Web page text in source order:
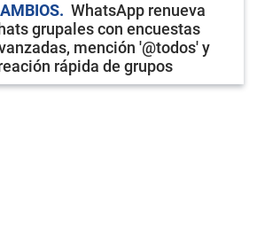
WhatsApp renueva
grupales con encuestas
mención '@todos' y
rápida de grupos